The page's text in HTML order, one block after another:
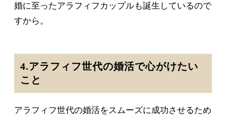
婚に至ったアラフィフカップルも誕生しているので
すから。
4.アラフィフ世代の婚活で心がけたい
こと
アラフィフ世代の婚活をスムーズに成功させるため